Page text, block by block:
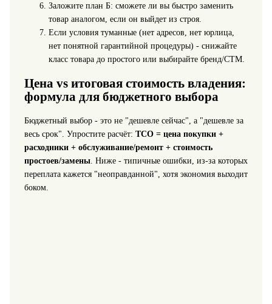
Заложите план Б: сможете ли вы быстро заменить
товар аналогом, если он выйдет из строя.
Если условия туманные (нет адресов, нет юрлица,
нет понятной гарантийной процедуры) - снижайте
класс товара до простого или выбирайте бренд/СТМ.
Цена vs итоговая стоимость владения:
формула для бюджетного выбора
Бюджетный выбор - это не "дешевле сейчас", а "дешевле за
весь срок". Упростите расчёт: TCO = цена покупки +
расходники + обслуживание/ремонт + стоимость
простоев/замены. Ниже - типичные ошибки, из-за которых
переплата кажется "неоправданной", хотя экономия выходит
боком.